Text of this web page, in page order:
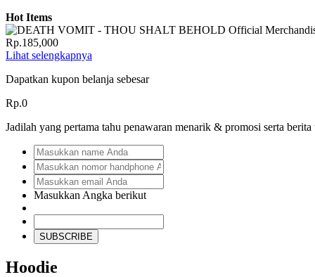
Hot Items
Rp.185,000
Lihat selengkapnya
Dapatkan kupon belanja sebesar
Rp.0
Jadilah yang pertama tahu penawaran menarik & promosi serta
Masukkan Angka berikut
SUBSCRIBE
Hoodie